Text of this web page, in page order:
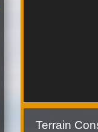
Terrain